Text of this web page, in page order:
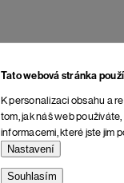
Tato webová stránka
K personalizaci obsahu a
tom, jak náš web
informacemi, které jste jim
Nastavení
Souhlasím